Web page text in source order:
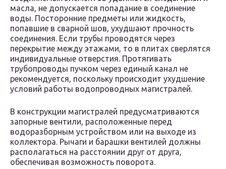
масла, не допускается попадание в соединение
воды. Посторонние предметы или жидкость,
попавшие в сварной шов, ухудшают прочность
соединения. Если трубы проводятся через
перекрытие между этажами, то в плитах сверлятся
индивидуальные отверстия. Протягивать
трубопроводы пучком через единый канал не
рекомендуется, поскольку происходит ухудшение
условий работы водопроводных магистралей.
В конструкции магистралей предусматриваются
запорные вентили, расположенные перед
водоразборным устройством или на выходе из
коллектора. Рычаги и барашки вентилей должны
располагаться на расстоянии друг от друга,
обеспечивая возможность поворота.